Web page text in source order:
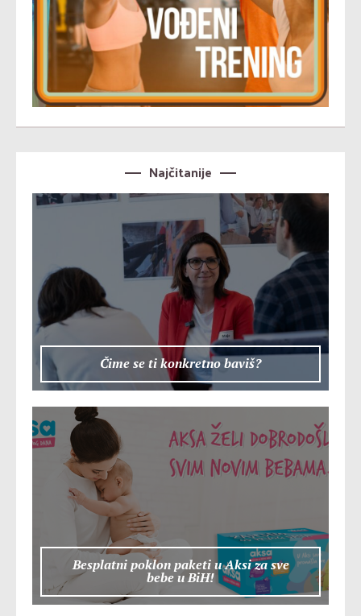
Najčitanije
Čime se ti konkretno baviš?
Besplatni poklon paketi u Aksi za sve
bebe u BiH!